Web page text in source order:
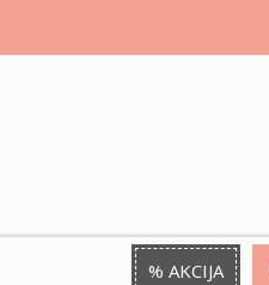
% AKCIJA